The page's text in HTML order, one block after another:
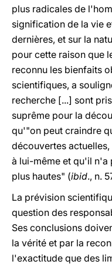
plus radicales de
signification de la vie
dernières, et sur la
pour cette raison que
reconnu les bienfaits
scientifiques, a
recherche [...] sont
suprême pour la
qu'"on peut craindre
découvertes
à lui-même et qu'il n'a
plus hautes" (ibid., n.
La prévision
question des
Ses conclusions
la vérité et par la
l'exactitude que des